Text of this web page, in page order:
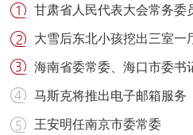
马斯克将推出电子邮箱服务
王安明任南京市委常委